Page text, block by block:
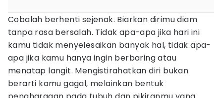
Cobalah berhenti sejenak. Biarkan dirimu diam
tanpa rasa bersalah. Tidak apa-apa jika hari ini
kamu tidak menyelesaikan banyak hal, tidak apa-
apa jika kamu hanya ingin berbaring atau
menatap langit. Mengistirahatkan diri bukan
berarti kamu gagal, melainkan bentuk